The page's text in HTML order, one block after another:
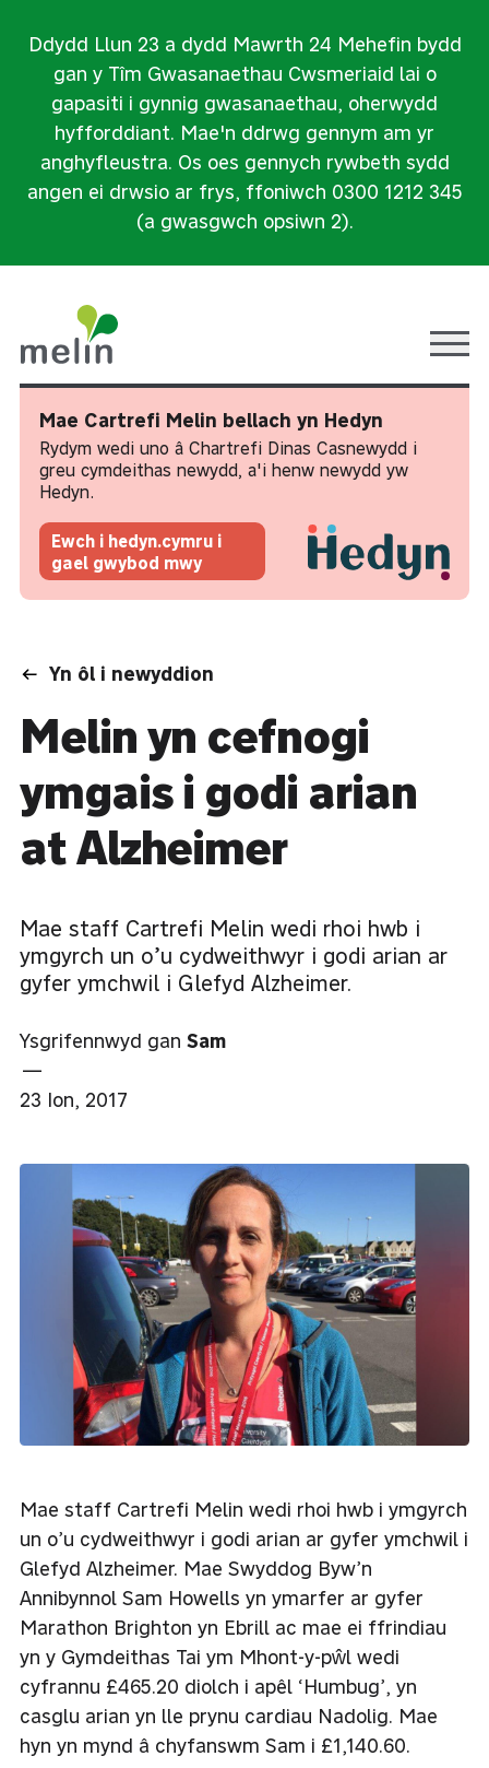
Ddydd Llun 23 a dydd Mawrth 24 Mehefin bydd
gan y Tîm Gwasanaethau Cwsmeriaid lai o
gapasiti i gynnig gwasanaethau, oherwydd
hyfforddiant. Mae'n ddrwg gennym am yr
anghyfleustra. Os oes gennych rywbeth sydd
angen ei drwsio ar frys, ffoniwch 0300 1212 345
(a gwasgwch opsiwn 2).
Mae Cartrefi Melin bellach yn Hedyn
Rydym wedi uno â Chartrefi Dinas Casnewydd i
greu cymdeithas newydd, a'i henw newydd yw
Hedyn.
Ewch i hedyn.cymru i
gael gwybod mwy
Yn ôl i newyddion
Melin yn cefnogi
ymgais i godi arian
at Alzheimer
Mae staff Cartrefi Melin wedi rhoi hwb i
ymgyrch un o’u cydweithwyr i godi arian ar
gyfer ymchwil i Glefyd Alzheimer.
Ysgrifennwyd gan Sam
—
23 Ion, 2017
Mae staff Cartrefi Melin wedi rhoi hwb i ymgyrch
un o’u cydweithwyr i godi arian ar gyfer ymchwil i
Glefyd Alzheimer. Mae Swyddog Byw’n
Annibynnol Sam Howells yn ymarfer ar gyfer
Marathon Brighton yn Ebrill ac mae ei ffrindiau
yn y Gymdeithas Tai ym Mhont-y-pŵl wedi
cyfrannu £465.20 diolch i apêl ‘Humbug’, yn
casglu arian yn lle prynu cardiau Nadolig. Mae
hyn yn mynd â chyfanswm Sam i £1,140.60.